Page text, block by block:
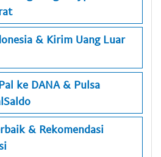
& Kirim Uang Luar
ke DANA & Pulsa
& Rekomendasi